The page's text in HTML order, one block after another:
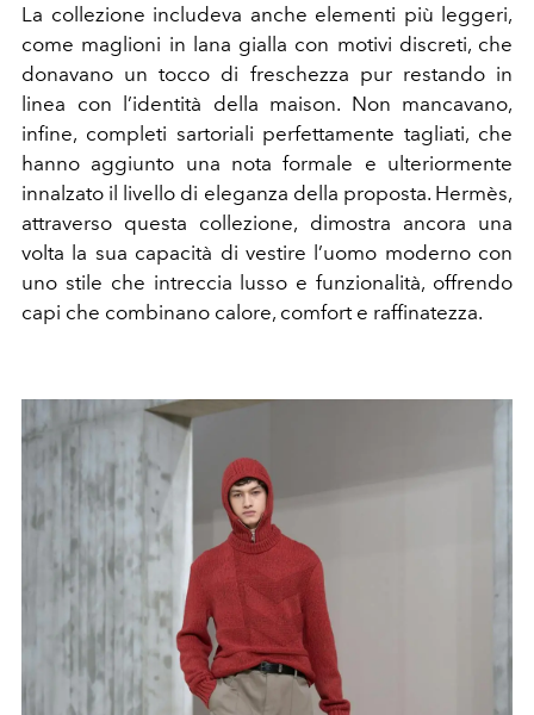
La collezione includeva anche elementi più leggeri,
come maglioni in lana gialla con motivi discreti, che
donavano un tocco di freschezza pur restando in
linea con l’identità della maison. Non mancavano,
infine, completi sartoriali perfettamente tagliati, che
hanno aggiunto una nota formale e ulteriormente
innalzato il livello di eleganza della proposta. Hermès,
attraverso questa collezione, dimostra ancora una
volta la sua capacità di vestire l’uomo moderno con
uno stile che intreccia lusso e funzionalità, offrendo
capi che combinano calore, comfort e raffinatezza.